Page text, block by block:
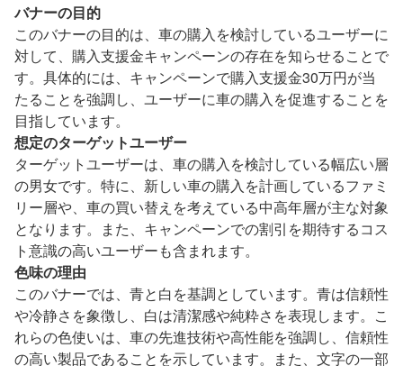
バナーの目的
このバナーの目的は、車の購入を検討しているユーザーに
対して、購入支援金キャンペーンの存在を知らせることで
す。具体的には、キャンペーンで購入支援金30万円が当
たることを強調し、ユーザーに車の購入を促進することを
目指しています。
想定のターゲットユーザー
ターゲットユーザーは、車の購入を検討している幅広い層
の男女です。特に、新しい車の購入を計画しているファミ
リー層や、車の買い替えを考えている中高年層が主な対象
となります。また、キャンペーンでの割引を期待するコス
ト意識の高いユーザーも含まれます。
色味の理由
このバナーでは、青と白を基調としています。青は信頼性
や冷静さを象徴し、白は清潔感や純粋さを表現します。こ
れらの色使いは、車の先進技術や高性能を強調し、信頼性
の高い製品であることを示しています。また、文字の一部